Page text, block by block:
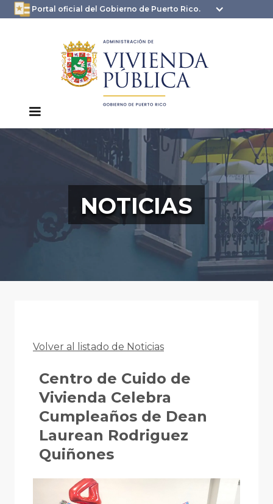
Portal oficial del Gobierno de Puerto Rico.
oficial.pr.gov
seguros .pr.gov usan
HTTPS
NOTICIAS
Volver al listado de Noticias
Centro de Cuido de
Vivienda Celebra
Cumpleaños de Dean
Laurean Rodriguez
Quiñones